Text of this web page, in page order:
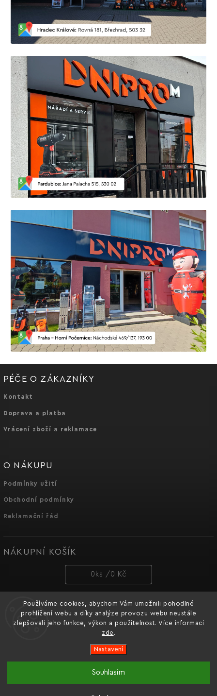
Používáme cookies, abychom Vám umožnili pohodlné
prohlížení webu a díky analýze provozu webu neustále
zlepšovali jeho funkce, výkon a použitelnost. Více informací
zde .
Nastavení
Souhlasím
Oficiální e-shop značky nářadí Dnipro-M pro Česko a
Slovensko.
PÉČE O ZÁKAZNÍKY
Kontakt
Doprava a platba
Vrácení zboží a reklamace
O NÁKUPU
Podmínky užití
Obchodní podmínky
Reklamační řád
NÁKUPNÍ KOŠÍK
0 ks / 0 Kč
PŘIJÍMÁME ONLINE PLATBY